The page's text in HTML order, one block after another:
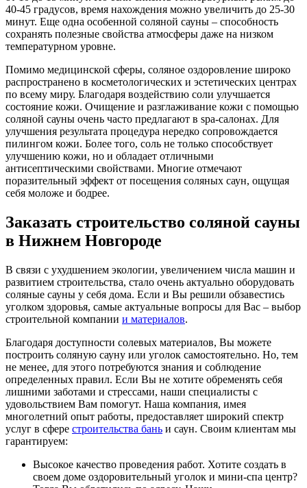
40-45 градусов, время нахождения можно увеличить до 25-30
минут. Еще одна особенной соляной сауны – способность
сохранять полезные свойства атмосферы даже на низком
температурном уровне.
Помимо медицинской сферы, соляное оздоровление широко
распространено в косметологических и эстетических центрах
по всему миру. Благодаря воздействию соли улучшается
состояние кожи. Очищение и разглаживание кожи с помощью
соляной сауны очень часто предлагают в spa-салонах. Для
улучшения результата процедура нередко сопровождается
пилингом кожи. Более того, соль не только способствует
улучшению кожи, но и обладает отличными
антисептическими свойствами. Многие отмечают
поразительный эффект от посещения соляных саун, ощущая
себя моложе и бодрее.
Заказать строительство соляной сауны
в Нижнем Новгороде
В связи с ухудшением экологии, увеличением числа машин и
развитием строительства, стало очень актуально оборудовать
соляные сауны у себя дома. Если и Вы решили обзавестись
уголком здоровья, самые актуальные вопросы для Вас – выбор
строительной компании и материалов.
Благодаря доступности солевых материалов, Вы можете
построить соляную сауну или уголок самостоятельно. Но, тем
не менее, для этого потребуются знания и соблюдение
определенных правил. Если Вы не хотите обременять себя
лишними заботами и стрессами, наши специалисты с
удовольствием Вам помогут. Наша компания, имея
многолетний опыт работы, предоставляет широкий спектр
услуг в сфере строительства бань и саун. Своим клиентам мы
гарантируем:
Высокое качество проведения работ. Хотите создать в
своем доме оздоровительный уголок и мини-спа центр?